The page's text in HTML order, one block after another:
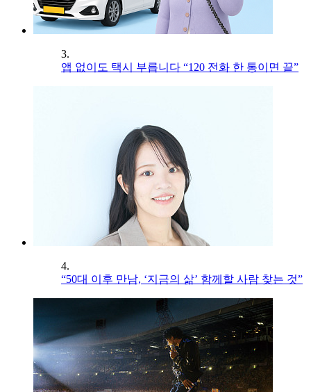
3.
앱 없이도 택시 부릅니다 “120 전화 한 통이면 끝”
4.
“50대 이후 만남, ‘지금의 삶’ 함께할 사람 찾는 것”